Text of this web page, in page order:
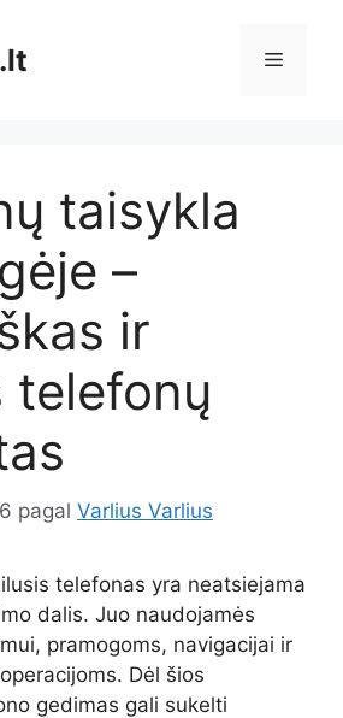
Meniu
taisykla
–
ir
telefonų
pagal Varlius Varlius
telefonas yra neatsiejama
dalis. Juo naudojamės
pramogoms, navigacijai ir
Dėl šios
gedimas gali sukelti